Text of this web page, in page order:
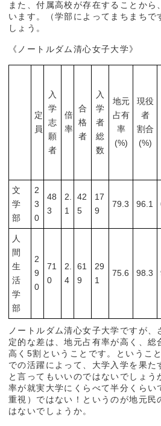
また、付属高校が存在することか
います。（学部によってまちまちで
しょう。
《ノートルダム清心女子大学》
定
員
入
学
志
願
者
倍
率
合
格
者
入
学
者
総
数
地元
占有
率
(%)
現役
者
割合
(%)
文
学
部
2
3
0
48
3
2.
1
42
5
17
9
79.3 96.1
人
間
生
活
学
部
2
9
0
71
0
2.
4
61
9
29
1
75.6 98.3
ノートルダム清心女子大学ですが
定的な差は、地元占有率が高く、総
高く5割ということです。というこ
での活躍によって、大学入学を果た
と言ってもいいのではないでしょう
率が就実大学にくらべて半分くらい
重視）ではない！というのが地元民
はないでしょうか。